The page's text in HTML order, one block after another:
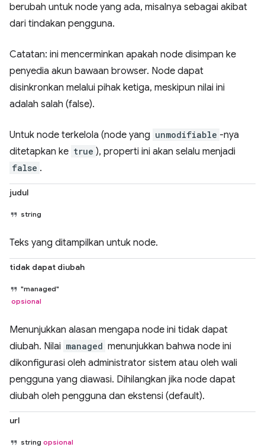
berubah untuk node yang ada, misalnya sebagai akibat
dari tindakan pengguna.
Catatan: ini mencerminkan apakah node disimpan ke
penyedia akun bawaan browser. Node dapat
disinkronkan melalui pihak ketiga, meskipun nilai ini
adalah salah (false).
Untuk node terkelola (node yang unmodifiable -nya
ditetapkan ke true ), properti ini akan selalu menjadi
false .
judul
string
Teks yang ditampilkan untuk node.
tidak dapat diubah
"managed"
opsional
Menunjukkan alasan mengapa node ini tidak dapat
diubah. Nilai managed menunjukkan bahwa node ini
dikonfigurasi oleh administrator sistem atau oleh wali
pengguna yang diawasi. Dihilangkan jika node dapat
diubah oleh pengguna dan ekstensi (default).
url
string opsional